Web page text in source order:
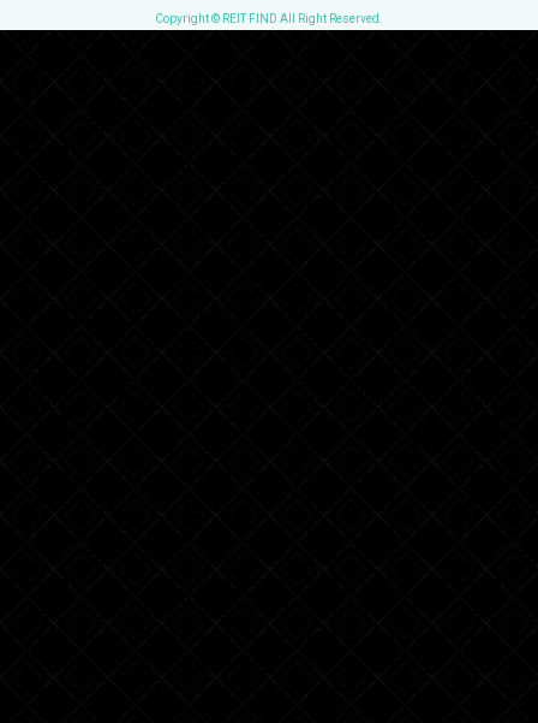
Copyright © REIT FIND All Right Reserved.